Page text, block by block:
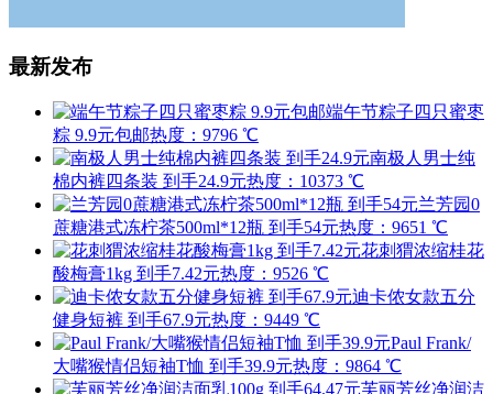
最新发布
端午节粽子四只蜜枣
粽 9.9元包邮热度：9796 ℃
南极人男士纯
棉内裤四条装 到手24.9元热度：10373 ℃
兰芳园0
蔗糖港式冻柠茶500ml*12瓶 到手54元热度：9651 ℃
花刺猬浓缩桂花
酸梅膏1kg 到手7.42元热度：9526 ℃
迪卡侬女款五分
健身短裤 到手67.9元热度：9449 ℃
Paul Frank/
大嘴猴情侣短袖T恤 到手39.9元热度：9864 ℃
芙丽芳丝净润洁